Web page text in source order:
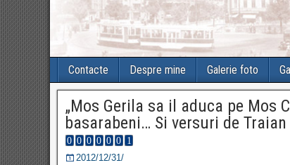
Contacte Despre mine Galerie foto
„Mos Gerila sa il aduca pe
basarabeni… Si versuri de
2012/12/31/